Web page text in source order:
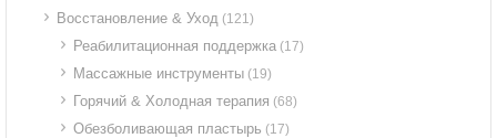
Восстановление & Уход (121)
Реабилитационная поддержка (17)
Массажные инструменты (19)
Горячий & Холодная терапия (68)
Обезболивающая пластырь (17)